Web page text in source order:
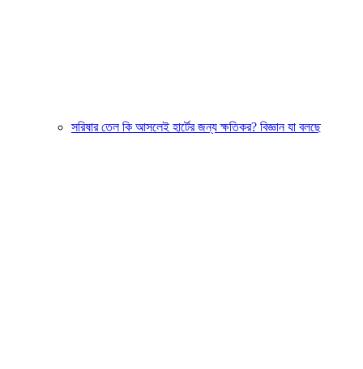
সরিষার তেল কি আসলেই হার্টের জন্য ক্ষতিকর? বিজ্ঞান যা বলছে